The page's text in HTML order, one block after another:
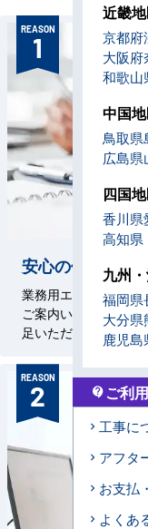
REASON
1
安心の価格設定
業務用エアコン専門
ご案内いたします。
足いただけるサービ
REASON
2
近畿
京都府
大阪府
和歌山
中国
鳥取県
広島県
四国
香川県
高知県
九州
福岡県
大分県
鹿児島
contact_support ご利
工事に
アフタ
お支払
よくあ